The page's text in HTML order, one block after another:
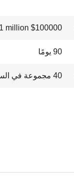
$100000 to $1 million
90 يومًا
40 مجموعة في السنة